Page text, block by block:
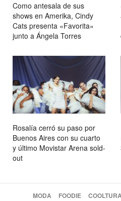
Como antesala de sus
shows en Amerika, Cindy
Cats presenta «Favorita»
junto a Ángela Torres
Rosalía cerró su paso por
Buenos Aires con su cuarto
y último Movistar Arena sold-
out
MODA FOODIE